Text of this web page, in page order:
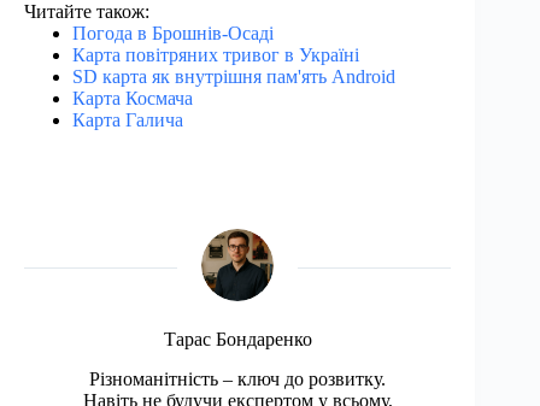
Читайте також:
Погода в Брошнів-Осаді
Карта повітряних тривог в Україні
SD карта як внутрішня пам'ять Android
Карта Космача
Карта Галича
Тарас Бондаренко
Різноманітність – ключ до розвитку.
Навіть не будучи експертом у всьому,